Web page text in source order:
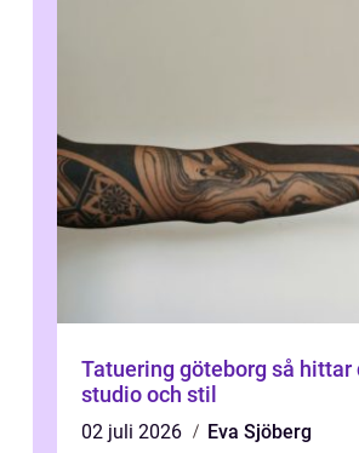
Tatuering göteborg så hittar du rätt
studio och stil
02 juli 2026
Eva Sjöberg